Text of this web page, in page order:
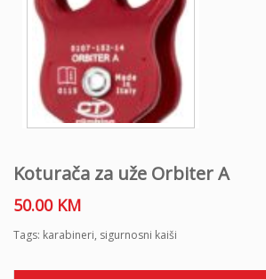
Koturača za uže Orbiter A
50.00 KM
Tags: karabineri, sigurnosni kaiši